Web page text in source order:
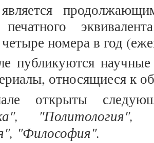
четыре номера в год
публикуются
относящиеся к
открыты
"Политология",
"Философия".